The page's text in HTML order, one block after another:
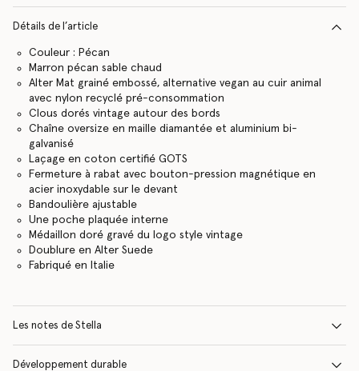
Détails de l’article
Couleur : Pécan
Marron pécan sable chaud
Alter Mat grainé embossé, alternative vegan au cuir animal
avec nylon recyclé pré-consommation
Clous dorés vintage autour des bords
Chaîne oversize en maille diamantée et aluminium bi-
galvanisé
Laçage en coton certifié GOTS
Fermeture à rabat avec bouton-pression magnétique en
acier inoxydable sur le devant
Bandoulière ajustable
Une poche plaquée interne
Médaillon doré gravé du logo style vintage
Doublure en Alter Suede
Fabriqué en Italie
Les notes de Stella
Développement durable